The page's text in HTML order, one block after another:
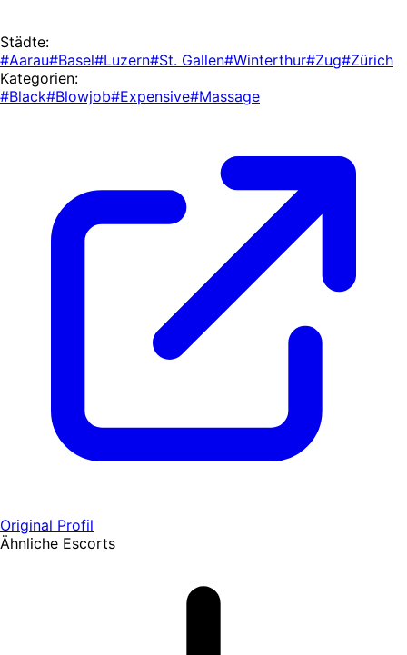
Städte:
#Aarau#Basel#Luzern#St. Gallen#Winterthur#Zug#Zürich
Kategorien:
#Black#Blowjob#Expensive#Massage
Original Profil
Ähnliche Escorts